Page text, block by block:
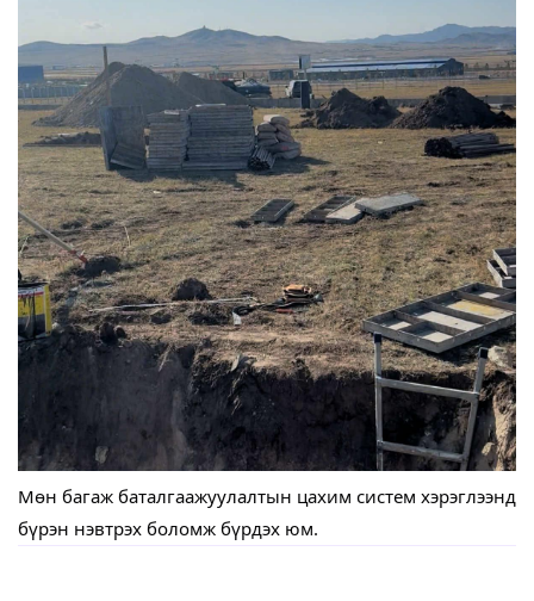
Мөн багаж баталгаажуулалтын цахим систем хэрэглээнд
бүрэн нэвтрэх боломж бүрдэх юм.